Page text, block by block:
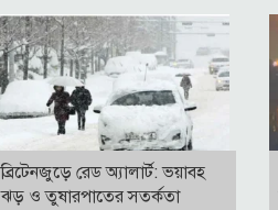
ব্রিটেনজুড়ে রেড অ্যালার্ট: ভয়াবহ
ঝড় ও তুষারপাতের সতর্কতা